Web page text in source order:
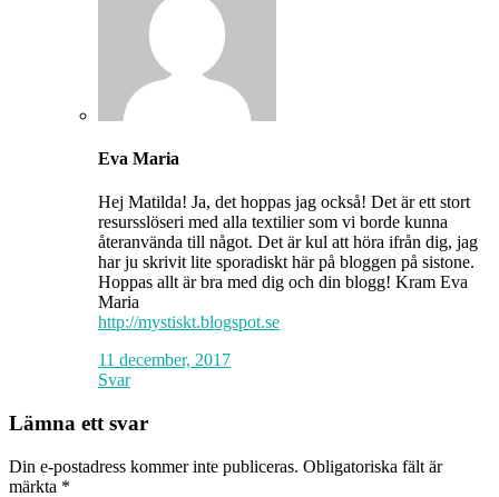
Eva Maria
Hej Matilda! Ja, det hoppas jag också! Det är ett stort
resursslöseri med alla textilier som vi borde kunna
återanvända till något. Det är kul att höra ifrån dig, jag
har ju skrivit lite sporadiskt här på bloggen på sistone.
Hoppas allt är bra med dig och din blogg! Kram Eva
Maria
http://mystiskt.blogspot.se
11 december, 2017
Svar
Lämna ett svar
Din e-postadress kommer inte publiceras. Obligatoriska fält är
märkta *